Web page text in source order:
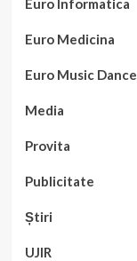
Euro Informatica
Euro Medicina
Euro Music Dance
Media
Provita
Publicitate
Știri
UJIR